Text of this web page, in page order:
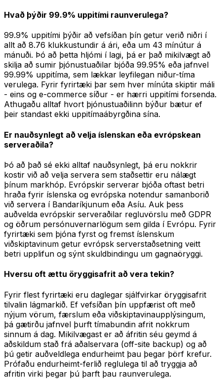
Hvað þýðir 99.9% uppitími raunverulega?
99.9% uppitími þýðir að vefsíðan þín getur verið niðri í
allt að 8.76 klukkustundir á ári, eða um 43 mínútur á
mánuði. Þó að þetta hljómi í lagi, þá er það mikilvægt að
skilja að sumir þjónustuaðilar bjóða 99.95% eða jafnvel
99.99% uppitíma, sem lækkar leyfilegan niður-tíma
verulega. Fyrir fyrirtæki þar sem hver mínúta skiptir máli
- eins og e-commerce síður - er hærri uppitími forsenda.
Athugaðu alltaf hvort þjónustuaðilinn býður bætur ef
þeir standast ekki uppitímaábyrgðina sína.
Er nauðsynlegt að velja íslenskan eða evrópskean
serveraðila?
Þó að það sé ekki alltaf nauðsynlegt, þá eru nokkrir
kostir við að velja servera sem staðsettir eru nálægt
þínum markhóp. Evrópskir serverar bjóða oftast betri
hraða fyrir íslenska og evrópska notendur samanborið
við servera í Bandaríkjunum eða Asíu. Auk þess
auðvelda evrópskir serveraðilar regluvörslu með GDPR
og öðrum persónuvernarlögum sem gilda í Evrópu. Fyrir
fyrirtæki sem þjóna fyrst og fremst íslenskum
viðskiptavinum getur evrópsk serverstaðsetning veitt
betri upplifun og sýnt skuldbindingu um gagnaöryggi.
Hversu oft ættu öryggisafrit að vera tekin?
Fyrir flest fyrirtæki eru daglegar sjálfvirkar öryggisafrit
tilvalin lágmarkið. Ef vefsíðan þín uppfærist oft með
nýjum vörum, færslum eða viðskiptavinaupplýsingum,
þá gætirðu jafnvel þurft tímabundin afrit nokkrum
sinnum á dag. Mikilvægast er að áfritin séu geymd á
aðskildum stað frá aðalservara (off-site backup) og að
þú getir auðveldlega endurheimt þau þegar þörf krefur.
Prófaðu endurheimt-ferlið reglulega til að tryggja að
afritin virki þegar þú þarft þau raunverulega.